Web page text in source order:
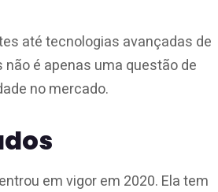
até tecnologias avançadas de
é apenas uma questão de
no mercado.
em vigor em 2020. Ela tem